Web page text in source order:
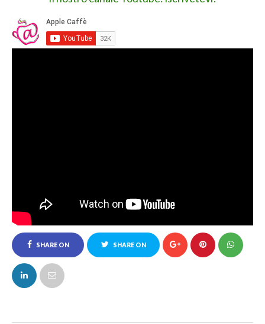
SHARE ON
FACEBOOK
SHARE ON